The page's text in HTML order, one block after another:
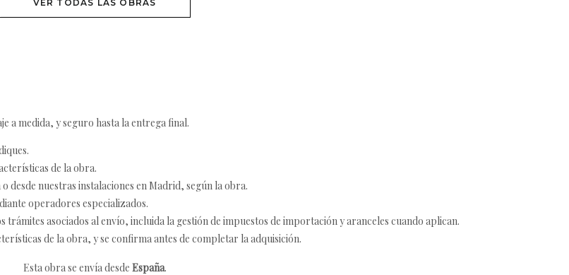
VER TODAS LAS OBRAS
a medida, y seguro hasta la entrega final.
de la obra.
desde nuestras instalaciones en Madrid, según la obra.
operadores especializados.
asociados al envío, incluida la gestión de impuestos de importación y aranceles cuando aplican.
de la obra, y se confirma antes de completar la adquisición.
Esta obra se envía desde España.